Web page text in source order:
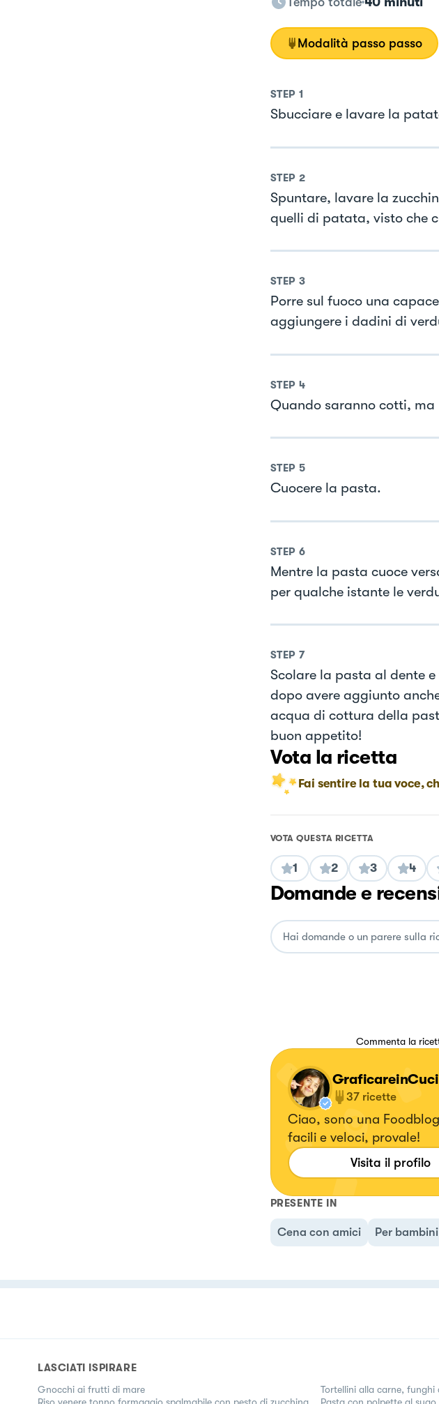
Modalità passo passo
STEP 1
Sbucciare e lavare la
STEP 2
Spuntare, lavare la
quelli di patata, visto che
STEP 3
Porre sul fuoco una
aggiungere i dadini di
STEP 4
Quando saranno cotti,
STEP 5
Cuocere la pasta.
STEP 6
Mentre la pasta cuoce
per qualche istante le
STEP 7
Scolare la pasta al dente
dopo avere aggiunto
acqua di cottura della
buon appetito!
Vota la ricetta
Fai sentire la tua voce,
VOTA QUESTA RICETTA
1 2 3 4
Domande e
Commenta la
37 ricette
Ciao, sono una
facili e veloci, provale!
Visita il profilo
PRESENTE IN
Cena con amici Per bambini
LASCIATI ISPIRARE
Gnocchi ai frutti di mare
Tortellini alla carne,